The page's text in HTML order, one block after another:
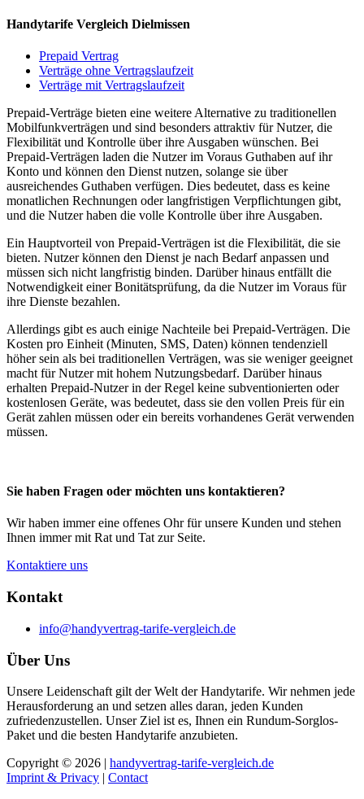
Handytarife Vergleich Dielmissen
Prepaid Vertrag
Verträge ohne Vertragslaufzeit
Verträge mit Vertragslaufzeit
Prepaid-Verträge bieten eine weitere Alternative zu traditionellen
Mobilfunkverträgen und sind besonders attraktiv für Nutzer, die
Flexibilität und Kontrolle über ihre Ausgaben wünschen. Bei
Prepaid-Verträgen laden die Nutzer im Voraus Guthaben auf ihr
Konto und können den Dienst nutzen, solange sie über
ausreichendes Guthaben verfügen. Dies bedeutet, dass es keine
monatlichen Rechnungen oder langfristigen Verpflichtungen gibt,
und die Nutzer haben die volle Kontrolle über ihre Ausgaben.
Ein Hauptvorteil von Prepaid-Verträgen ist die Flexibilität, die sie
bieten. Nutzer können den Dienst je nach Bedarf anpassen und
müssen sich nicht langfristig binden. Darüber hinaus entfällt die
Notwendigkeit einer Bonitätsprüfung, da die Nutzer im Voraus für
ihre Dienste bezahlen.
Allerdings gibt es auch einige Nachteile bei Prepaid-Verträgen. Die
Kosten pro Einheit (Minuten, SMS, Daten) können tendenziell
höher sein als bei traditionellen Verträgen, was sie weniger geeignet
macht für Nutzer mit hohem Nutzungsbedarf. Darüber hinaus
erhalten Prepaid-Nutzer in der Regel keine subventionierten oder
kostenlosen Geräte, was bedeutet, dass sie den vollen Preis für ein
Gerät zahlen müssen oder ein bereits vorhandenes Gerät verwenden
müssen.
Sie haben Fragen oder möchten uns kontaktieren?
Wir haben immer eine offenes Ohr für unsere Kunden und stehen
Ihnen immer mit Rat und Tat zur Seite.
Kontaktiere uns
Kontakt
info@handyvertrag-tarife-vergleich.de
Über Uns
Unsere Leidenschaft gilt der Welt der Handytarife. Wir nehmen jede
Herausforderung an und setzen alles daran, jeden Kunden
zufriedenzustellen. Unser Ziel ist es, Ihnen ein Rundum-Sorglos-
Paket und die besten Handytarife anzubieten.
Copyright © 2026 | handyvertrag-tarife-vergleich.de
Imprint & Privacy | Contact